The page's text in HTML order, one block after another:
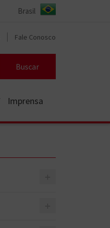
Fale Conosco
Buscar
Imprensa